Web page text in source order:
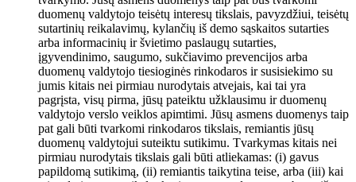
duomenų valdytojo teisėtų interesų tikslais, pavyzdžiui, teisėtų
sutartinių reikalavimų, kylančių iš demo sąskaitos sutarties
arba informacinių ir švietimo paslaugų sutarties,
įgyvendinimo, saugumo, sukčiavimo prevencijos arba
duomenų valdytojo tiesioginės rinkodaros ir susisiekimo su
jumis kitais nei pirmiau nurodytais atvejais, kai tai yra
pagrįsta, visų pirma, jūsų pateiktu užklausimu ir duomenų
valdytojo verslo veiklos apimtimi. Jūsų asmens duomenys taip
pat gali būti tvarkomi rinkodaros tikslais, remiantis jūsų
duomenų valdytojui suteiktu sutikimu. Tvarkymas kitais nei
pirmiau nurodytais tikslais gali būti atliekamas: (i) gavus
papildomą sutikimą, (ii) remiantis taikytina teise, arba (iii) kai